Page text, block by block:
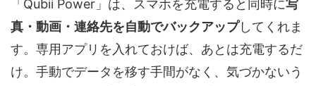
「Qubii Power」は、スマホを充電すると同時に写
真・動画・連絡先を自動でバックアップしてくれま
す。専用アプリを入れておけば、あとは充電するだ
け。手動でデータを移す手間がなく、気づかないう